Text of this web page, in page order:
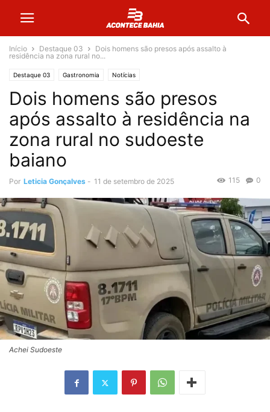
Início Destaque 03
Dois homens são presos após assalto à
residência na zona rural no...
Destaque 03 Gastronomia Notícias
Dois homens são presos
após assalto à residência na
zona rural no sudoeste
baiano
Por Leticia Gonçalves - 11 de setembro de 2025 0
115
Achei Sudoeste